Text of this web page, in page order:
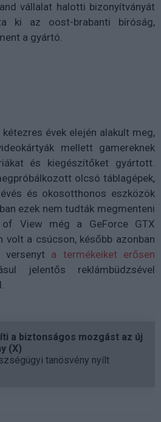
vállalat halotti bizonyítványát
ki az oost-brabanti bíróság,
a gyártó.
évek elején alakult meg,
mellett gamereknek
és kiegészítőket gyártott.
olcsó táblagépek,
és okosotthonos eszközök
ezek nem tudták megmenteni
View még a GeForce GTX
a csúcson, később azonban
a termékeiket erősen
jelentős reklámbüdzsével
a biztonságos mozgást az új
(X)
tanösvény nyílt